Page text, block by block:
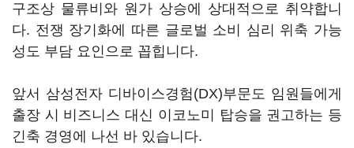
구조상 물류비와 원가 상승에 상대적으로 취약합니
다. 전쟁 장기화에 따른 글로벌 소비 심리 위축 가능
성도 부담 요인으로 꼽힙니다.
앞서 삼성전자 디바이스경험(DX)부문도 임원들에게
출장 시 비즈니스 대신 이코노미 탑승을 권고하는 등
긴축 경영에 나선 바 있습니다.